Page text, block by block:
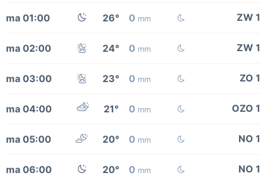
ma 01:00 26° 0 mm ZW 1
ma 02:00 24° 0 mm ZW 1
ma 03:00 23° 0 mm ZO 1
ma 04:00 21° 0 mm OZO 1
ma 05:00 20° 0 mm NO 1
ma 06:00 20° 0 mm NO 1